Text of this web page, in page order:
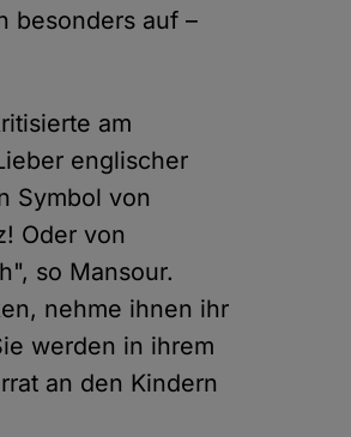
besonders auf –
am
englischer
Symbol von
Oder von
so Mansour.
nehme ihnen ihr
werden in ihrem
an den Kindern